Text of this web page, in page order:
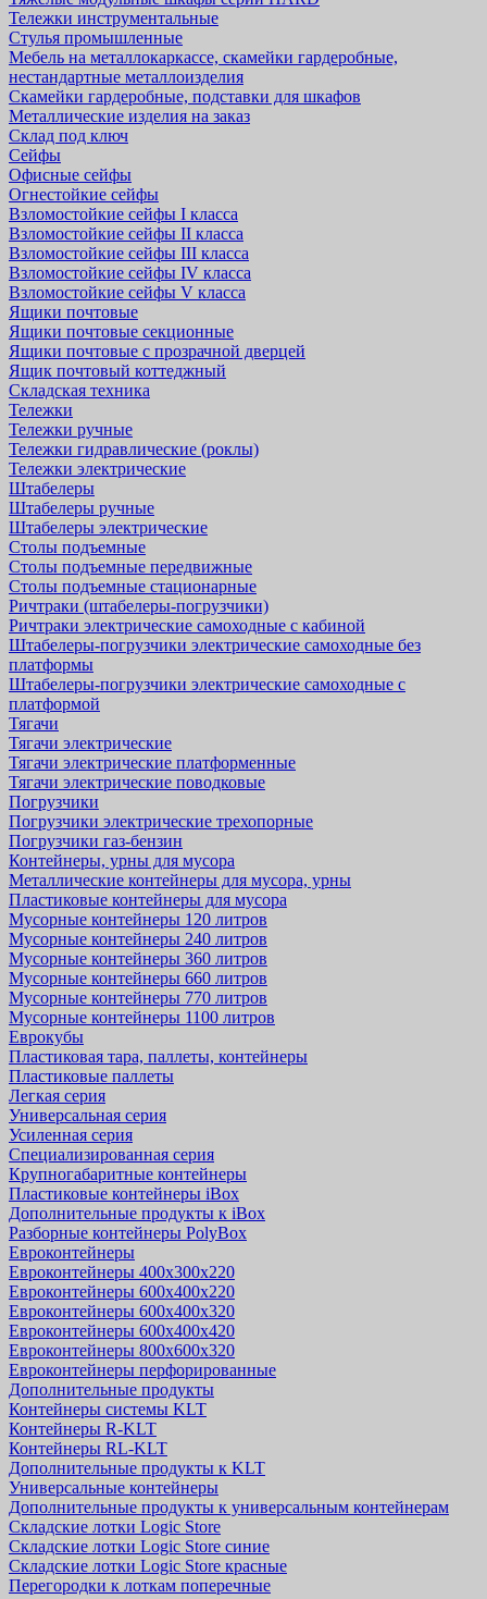
Тележки инструментальные
Стулья промышленные
Мебель на металлокаркассе, скамейки гардеробные,
нестандартные металлоизделия
Скамейки гардеробные, подставки для шкафов
Металлические изделия на заказ
Склад под ключ
Сейфы
Офисные сейфы
Огнестойкие сейфы
Взломостойкие сейфы I класса
Взломостойкие сейфы II класса
Взломостойкие сейфы III класса
Взломостойкие сейфы IV класса
Взломостойкие сейфы V класса
Ящики почтовые
Ящики почтовые секционные
Ящики почтовые с прозрачной дверцей
Ящик почтовый коттеджный
Складская техника
Тележки
Тележки ручные
Тележки гидравлические (роклы)
Тележки электрические
Штабелеры
Штабелеры ручные
Штабелеры электрические
Столы подъемные
Столы подъемные передвижные
Столы подъемные стационарные
Ричтраки (штабелеры-погрузчики)
Ричтраки электрические самоходные с кабиной
Штабелеры-погрузчики электрические самоходные без
платформы
Штабелеры-погрузчики электрические самоходные с
платформой
Тягачи
Тягачи электрические
Тягачи электрические платформенные
Тягачи электрические поводковые
Погрузчики
Погрузчики электрические трехопорные
Погрузчики газ-бензин
Контейнеры, урны для мусора
Металлические контейнеры для мусора, урны
Пластиковые контейнеры для мусора
Мусорные контейнеры 120 литров
Мусорные контейнеры 240 литров
Мусорные контейнеры 360 литров
Мусорные контейнеры 660 литров
Мусорные контейнеры 770 литров
Мусорные контейнеры 1100 литров
Еврокубы
Пластиковая тара, паллеты, контейнеры
Пластиковые паллеты
Легкая серия
Универсальная серия
Усиленная серия
Специализированная серия
Крупногабаритные контейнеры
Пластиковые контейнеры iBox
Дополнительные продукты к iBox
Разборные контейнеры PolyBox
Евроконтейнеры
Евроконтейнеры 400х300х220
Евроконтейнеры 600х400х220
Евроконтейнеры 600х400х320
Евроконтейнеры 600х400х420
Евроконтейнеры 800х600х320
Евроконтейнеры перфорированные
Дополнительные продукты
Контейнеры системы KLT
Контейнеры R-KLT
Контейнеры RL-KLT
Дополнительные продукты к KLT
Универсальные контейнеры
Дополнительные продукты к универсальным контейнерам
Складские лотки Logic Store
Складские лотки Logic Store синие
Складские лотки Logic Store красные
Перегородки к лоткам поперечные